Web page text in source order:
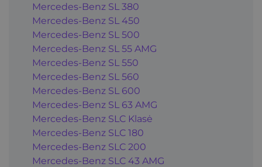
Mercedes-Benz SL 380
Mercedes-Benz SL 450
Mercedes-Benz SL 500
Mercedes-Benz SL 55 AMG
Mercedes-Benz SL 550
Mercedes-Benz SL 560
Mercedes-Benz SL 600
Mercedes-Benz SL 63 AMG
Mercedes-Benz SLC Klasė
Mercedes-Benz SLC 180
Mercedes-Benz SLC 200
Mercedes-Benz SLC 43 AMG